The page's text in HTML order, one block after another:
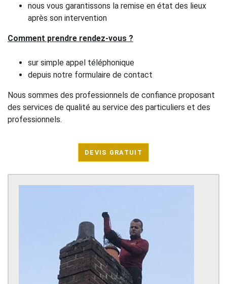
nous vous garantissons la remise en état des lieux
après son intervention
Comment prendre rendez-vous ?
sur simple appel téléphonique
depuis notre formulaire de contact
Nous sommes des professionnels de confiance proposant
des services de qualité au service des particuliers et des
professionnels.
DEVIS GRATUIT